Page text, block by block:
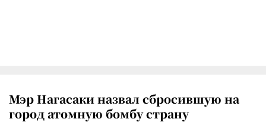
Мэр Нагасаки назвал сбросившую на
город атомную бомбу страну